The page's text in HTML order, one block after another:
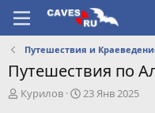
Путешествия и
Путешествия по
А
Курилов
Д
23 Янв 2025